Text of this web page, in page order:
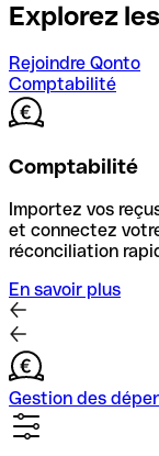
Explorez
Rejoindre Qonto
Comptabilité
Comptabilité
Importez vos
et connectez
réconciliation
En savoir plus
Gestion des